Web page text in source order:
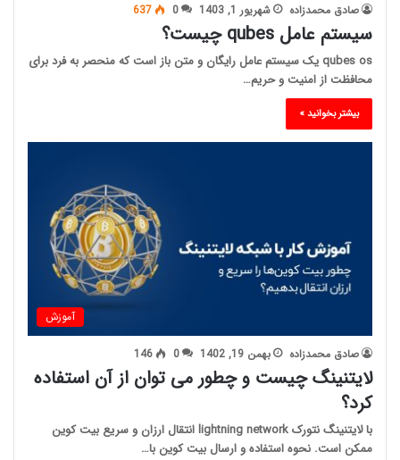
صادق محمدزاده شهریور 1, 1403 0
637
سیستم عامل qubes چیست؟
qubes os یک سیستم عامل رایگان و متن باز است که منحصر به فرد برای
محافظت از امنیت و حریم…
بیشتر بخوانید »
آموزش
صادق محمدزاده بهمن 19, 1402 0
146
لایتنینگ چیست و چطور می توان از آن استفاده
کرد؟
با لایتنینگ نتورک lightning network انتقال ارزان و سریع بیت کوین
ممکن است. نحوه استفاده و ارسال بیت کوین با…